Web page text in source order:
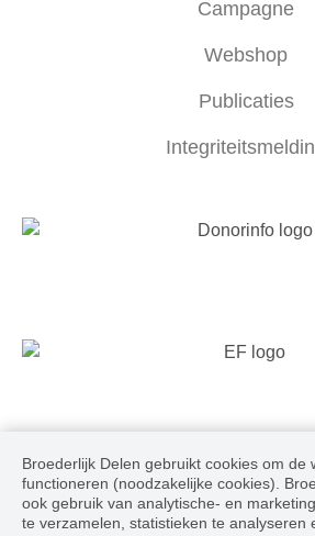
Campagne
Webshop
Publicaties
Volg ons
Broederlijk Delen gebruikt cookies om de
functioneren (noodzakelijke cookies).
ook gebruik van analytische- en
te verzamelen, statistieken te analyseren